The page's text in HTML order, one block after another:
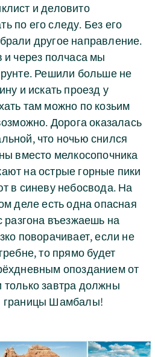
и деловито
по его следу. Без его
другое направление.
и через полчаса мы
Решили больше не
и искать проезд у
там можно по козьим
Дорога оказалась
что ночью снился
вместо мелкосопочника
на острые горные пики
в синеву небосвода. На
деле есть одна опасная
разгона въезжаешь на
поворачивает, если не
то прямо будет
опозданием от
завтра должны
границы Шамбалы!